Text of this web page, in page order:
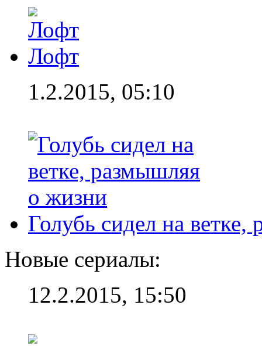
Лофт
1.2.2015, 05:10
Голубь сидел на
Новые сериалы:
12.2.2015, 15:50